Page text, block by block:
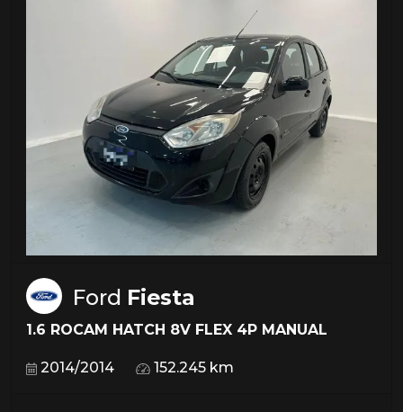
Ford Fiesta
1.6 ROCAM HATCH 8V FLEX 4P MANUAL
2014/2014 152.245 km